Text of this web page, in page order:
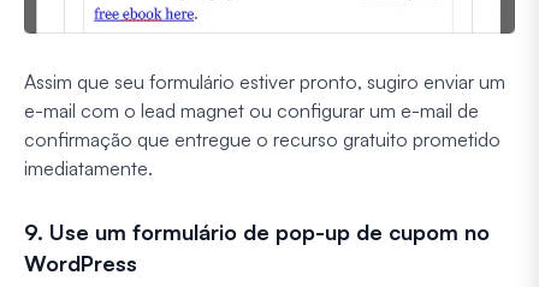
Assim que seu formulário estiver pronto, sugiro enviar um
e-mail com o lead magnet ou configurar um e-mail de
confirmação que entregue o recurso gratuito prometido
imediatamente.
9. Use um formulário de pop-up de cupom no
WordPress